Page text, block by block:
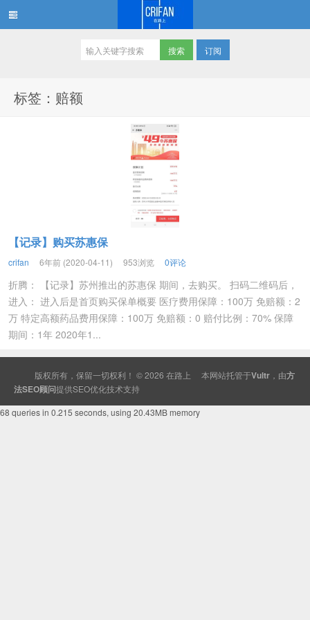
订阅
标签：赔额
【记录】购买苏惠保
crifan 6年前 (2020-04-11) 953浏览 0评论
折腾： 【记录】苏州推出的苏惠保 期间，去购买。 扫码二维码后，
进入： 进入后是首页购买保单概要 医疗费用保障：100万 免赔额：2
万 特定高额药品费用保障：100万 免赔额：0 赔付比例：70% 保障
期间：1年 2020年1...
版权所有，保留一切权利！ © 2026 在路上 本网站托管于Vultr ，由方
法SEO顾问提供SEO优化技术支持
68 queries in 0.215 seconds, using 20.43MB memory